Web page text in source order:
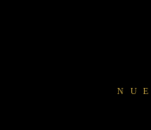
N U